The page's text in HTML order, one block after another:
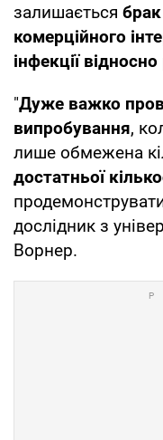
залишається
комерційного
інфекції відносно
"Дуже важко
випробування,
лише обмежена
достатньої
дослідник з
Ворнер.